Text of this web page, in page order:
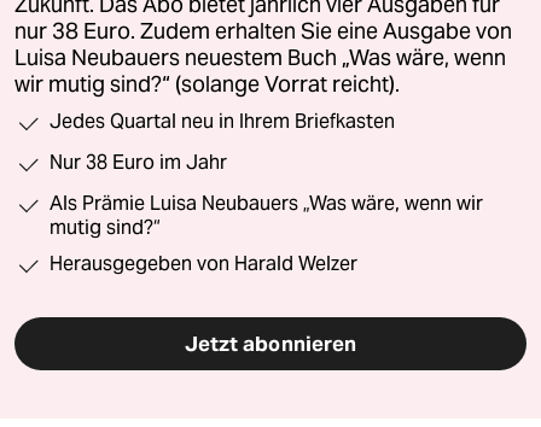
nur 38 Euro. Zudem erhalten Sie eine Ausgabe von
Luisa Neubauers neuestem Buch „Was wäre, wenn
wir mutig sind?“ (solange Vorrat reicht).
Jedes Quartal neu in Ihrem Briefkasten
Nur 38 Euro im Jahr
Als Prämie Luisa Neubauers „Was wäre, wenn wir
mutig sind?“
Herausgegeben von Harald Welzer
Jetzt abonnieren